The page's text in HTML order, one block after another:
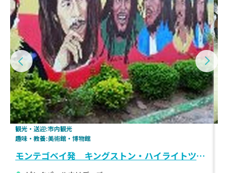
観光・送迎:市内観光
趣味・教養:美術館・博物館
モンテゴベイ発 キングストン・ハイライトツアー